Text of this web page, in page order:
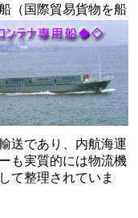
（国際貿易貨物を船
送であり、内航海運
も実質的には物流機
て整理されていま